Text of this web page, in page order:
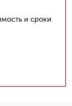
и сроки